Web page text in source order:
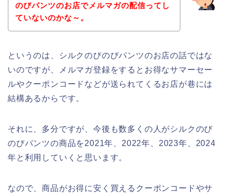
のびパンツのお店でメルマガの配信ってし
ていないのかな～。
というのは、シルクのびのびパンツのお店の話ではな
いのですが、メルマガ登録をするとお得なサマーセー
ルやクーポンコードなどが送られてくるお店が巷には
結構あるからです。
それに、多分ですが、今後も数多くの人がシルクのび
のびパンツの商品を2021年、2022年、2023年、2024
年と利用していくと思います。
なので、商品がお得に安く買えるクーポンコードやサ